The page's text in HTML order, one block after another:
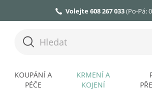
Volejte 608 267 033(Po-Pá:
KOUPÁNÍ A
PÉČE
KRMENÍ A
KOJENÍ